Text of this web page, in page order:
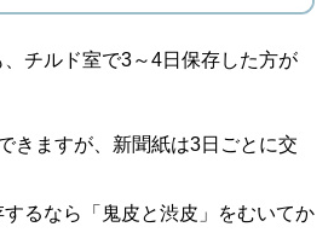
チルド室で3～4日保存した方が
きますが、新聞紙は3日ごとに交
るなら「鬼皮と渋皮」をむいてか